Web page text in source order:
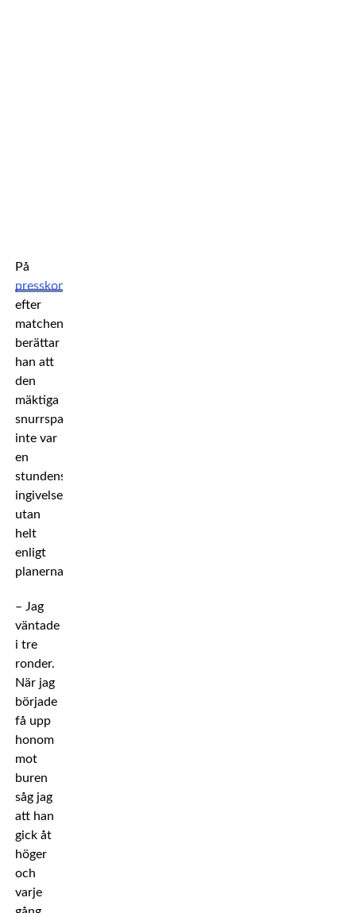
På
presskonferensen
efter
matchen
berättar
han att
den
mäktiga
snurrsparken
inte var
en
stundens
ingivelse
utan
helt
enligt
planerna.
– Jag
väntade
i tre
ronder.
När jag
började
få upp
honom
mot
buren
såg jag
att han
gick åt
höger
och
varje